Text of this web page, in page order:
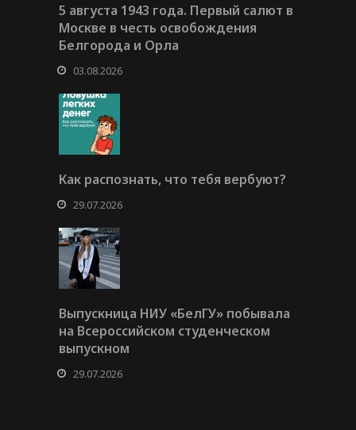
5 августа 1943 года. Первый салют в
Москве в честь освобождения
Белгорода и Орла
03.08.2026
Как распознать, что тебя вербуют?
29.07.2026
Выпускница НИУ «БелГУ» побывала
на Всероссийском студенческом
выпускном
29.07.2026